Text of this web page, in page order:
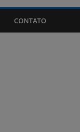
CONTATO